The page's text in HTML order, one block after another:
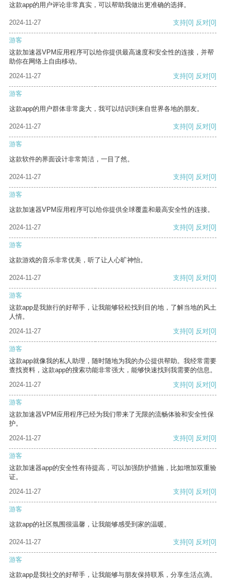
这款app的用户评论非常真实，可以帮助我做出更准确的选择。
2024-11-27 支持[0] 反对[0]
游客
这款加速器VPM应用程序可以给你提供最高速度和安全性的连接，并帮
助你在网络上自由移动。
2024-11-27
支持[0] 反对[0]
游客
这款app的用户群体非常庞大，我可以结识到来自世界各地的朋友。
2024-11-27 支持[0] 反对[0]
游客
这款软件的界面设计非常简洁，一目了然。
2024-11-27 支持[0] 反对[0]
游客
这款加速器VPM应用程序可以给你提供全球覆盖和最高安全性的连接。
2024-11-27 支持[0] 反对[0]
游客
这款游戏的音乐非常优美，听了让人心旷神怡。
2024-11-27 支持[0] 反对[0]
游客
这款app是我旅行的好帮手，让我能够轻松找到目的地，了解当地的风土
人情。
2024-11-27
支持[0] 反对[0]
游客
这款app就像我的私人助理，随时随地为我的办公提供帮助。我经常需要
查找资料，这款app的搜索功能非常强大，能够快速找到我需要的信息。
2024-11-27
支持[0] 反对[0]
游客
这款加速器VPM应用程序已经为我们带来了无限的流畅体验和安全性保
护。
2024-11-27
支持[0] 反对[0]
游客
这款加速器app的安全性有待提高，可以加强防护措施，比如增加双重验
证。
2024-11-27
支持[0] 反对[0]
游客
这款app的社区氛围很温馨，让我能够感受到家的温暖。
2024-11-27 支持[0] 反对[0]
游客
这款app是我社交的好帮手，让我能够与朋友保持联系，分享生活点滴。